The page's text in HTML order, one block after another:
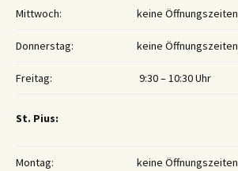
Mittwoch: keine Öffnungszeiten
Donnerstag: keine Öffnungszeiten
Freitag: 9:30 – 10:30 Uhr
St. Pius:
Montag: keine Öffnungszeiten